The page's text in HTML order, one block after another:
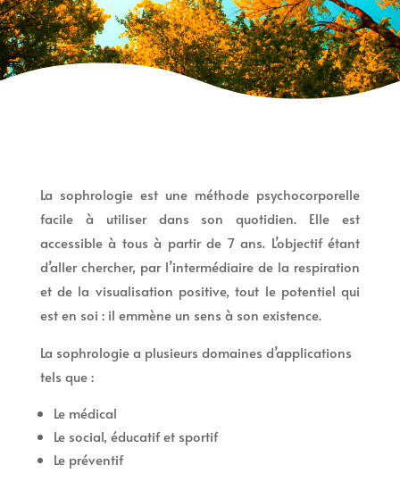
La sophrologie est une méthode psychocorporelle
facile à utiliser dans son quotidien. Elle est
accessible à tous à partir de 7 ans. L’objectif étant
d’aller chercher, par l’intermédiaire de la respiration
et de la visualisation positive, tout le potentiel qui
est en soi : il emmène un sens à son existence.
La sophrologie a plusieurs domaines d’applications
tels que :
Le médical
Le social, éducatif et sportif
Le préventif